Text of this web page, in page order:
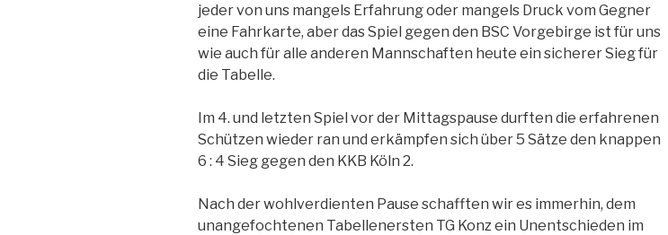
jeder von uns mangels Erfahrung oder mangels Druck vom Gegner
eine Fahrkarte, aber das Spiel gegen den BSC Vorgebirge ist für uns
wie auch für alle anderen Mannschaften heute ein sicherer Sieg für
die Tabelle.
Im 4. und letzten Spiel vor der Mittagspause durften die erfahrenen
Schützen wieder ran und erkämpfen sich über 5 Sätze den knappen
6 : 4 Sieg gegen den KKB Köln 2.
Nach der wohlverdienten Pause schafften wir es immerhin, dem
unangefochtenen Tabellenersten TG Konz ein Unentschieden im